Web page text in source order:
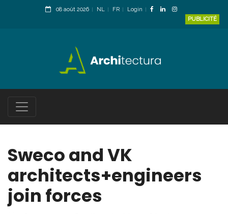
08 août 2026 NL FR
Login
PUBLICITÉ
Sweco and VK
architects+engineers
join forces